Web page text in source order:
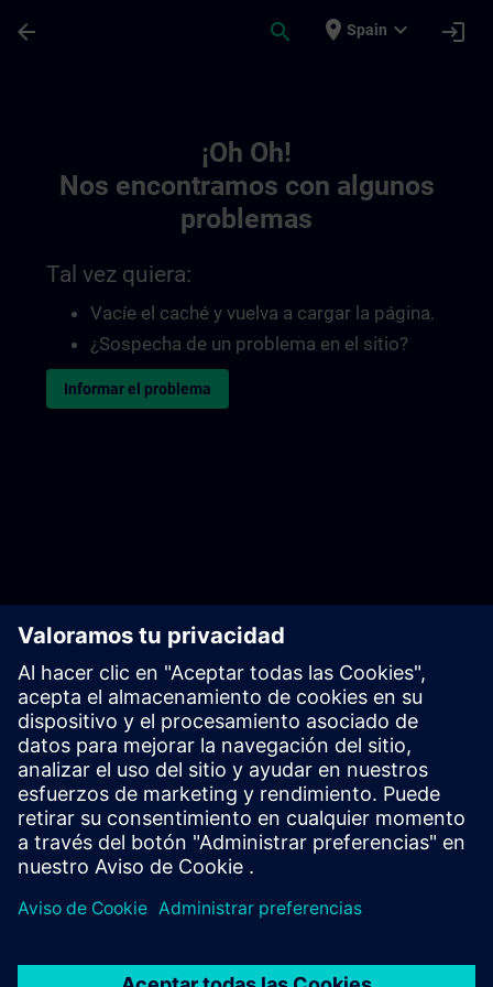
arrow_back search place Spain expand_more login
¡Oh Oh!
Nos encontramos con algunos
problemas
Tal vez quiera:
Vacíe el caché y vuelva a cargar la página.
¿Sospecha de un problema en el sitio?
Informar el problema